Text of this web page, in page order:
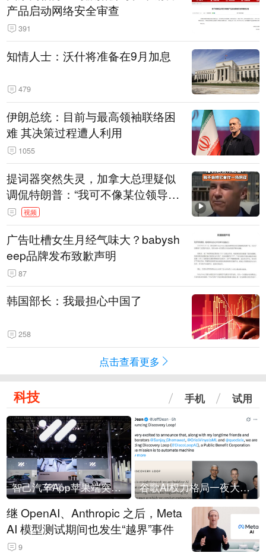
产品启动网络安全审查
391
知情人士：沃什将准备在9月加息
479
伊朗总统：目前与最高领袖联络困
难 其决策过程遭人利用
1055
提词器突然失灵，加拿大总理疑似
调侃特朗普：“我可不像某位领导
人，把这当成一场阴谋”，全场哄笑
视频
广告吐槽女生月经气味大？babysh
eep品牌发布致歉声明
87
韩国部长：我最担心中国了
258
点击查看更多
科技 手机 试用
智己汽车App苹果端突然“下架” 谷歌AI权力格局一夜大洗牌
继 OpenAI、Anthropic 之后，Meta
AI 模型测试期间也发生“越界”事件
9